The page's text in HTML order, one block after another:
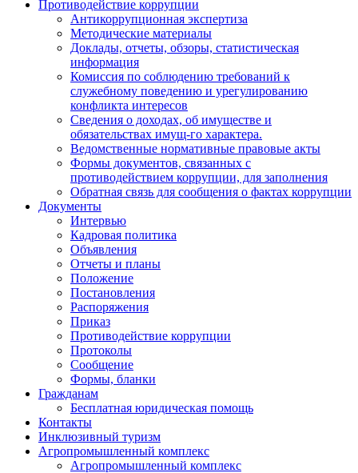
Противодействие коррупции
Антикоррупционная экспертиза
Методические материалы
Доклады, отчеты, обзоры, статистическая
информация
Комиссия по соблюдению требований к
служебному поведению и урегулированию
конфликта интересов
Сведения о доходах, об имуществе и
обязательствах имущ-го характера.
Ведомственные нормативные правовые акты
Формы документов, связанных с
противодействием коррупции, для заполнения
Обратная связь для сообщения о фактах коррупции
Документы
Интервью
Кадровая политика
Объявления
Отчеты и планы
Положение
Постановления
Распоряжения
Приказ
Противодействие коррупции
Протоколы
Сообщение
Формы, бланки
Гражданам
Бесплатная юридическая помощь
Контакты
Инклюзивный туризм
Агропромышленный комплекс
Агропромышленный комплекс